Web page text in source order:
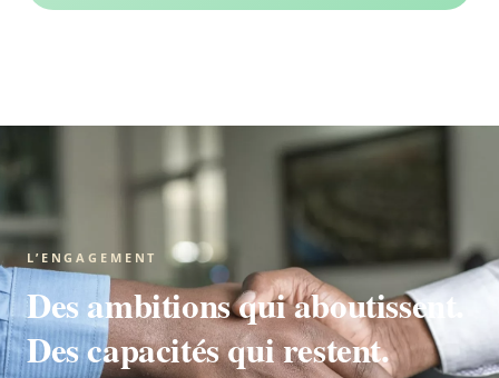
L’ENGAGEMENT
Des ambitions qui aboutissent.
Des capacités qui restent.